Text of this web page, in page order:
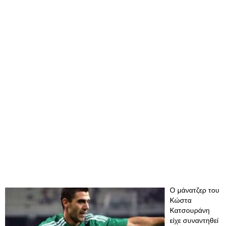
Ο μάνατζερ του
Κώστα
Κατσουράνη
είχε συναντηθεί